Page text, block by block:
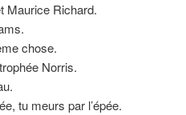
Maurice Richard.
chose.
Norris.
tu meurs par l’épée.